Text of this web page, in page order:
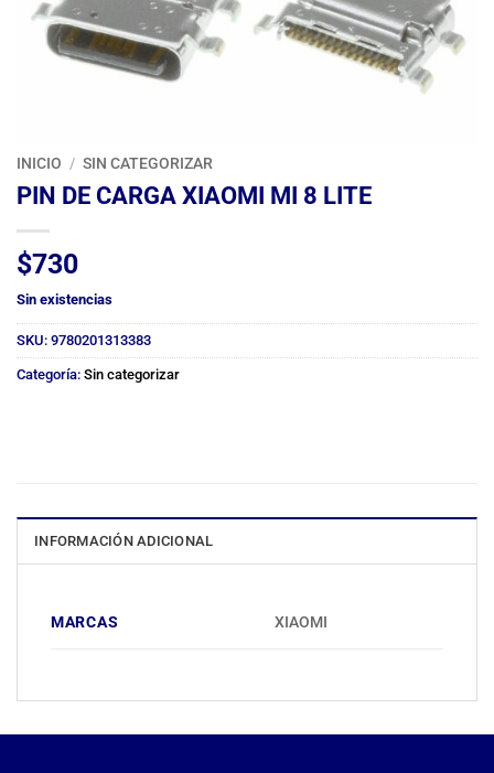
INICIO / SIN CATEGORIZAR
PIN DE CARGA XIAOMI MI 8 LITE
$730
Sin existencias
SKU: 9780201313383
Categoría: Sin categorizar
INFORMACIÓN ADICIONAL
MARCAS XIAOMI